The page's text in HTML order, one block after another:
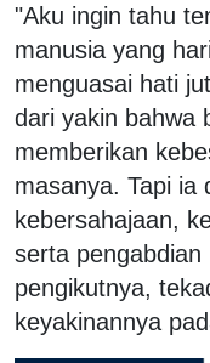
"Aku ingin tahu
manusia yang
menguasai hati
dari yakin bahwa
memberikan
masanya. Tapi ia
kebersahajaan,
serta
pengikutnya,
keyakinannya